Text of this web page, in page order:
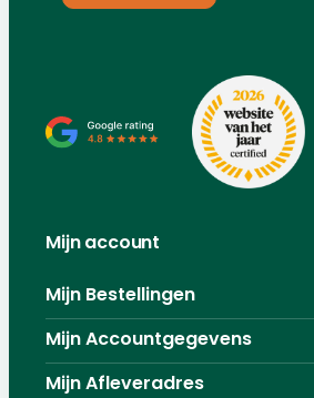
Mijn account
Mijn Bestellingen
Mijn Accountgegevens
Mijn Afleveradres